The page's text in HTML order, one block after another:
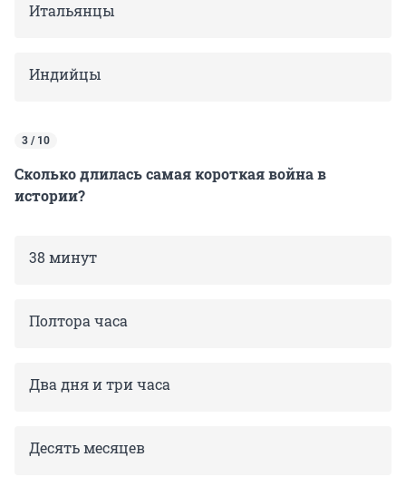
Итальянцы
Индийцы
3 / 10
Сколько длилась самая короткая война в
истории?
38 минут
Полтора часа
Два дня и три часа
Десять месяцев